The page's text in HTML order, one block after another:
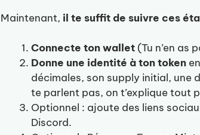
Maintenant, il te suffit de suivre ces
Connecte ton wallet (Tu n’en as
Donne une identité à ton token
décimales, son supply initial, une
te parlent pas, on t’explique tout
Optionnel : ajoute des liens
Discord.